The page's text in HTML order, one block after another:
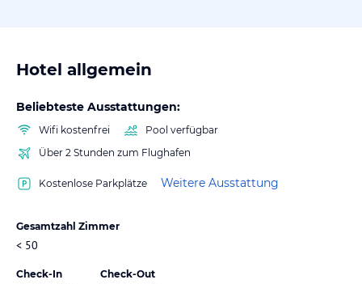
Hotel allgemein
Beliebteste Ausstattungen:
Wifi kostenfrei
Pool verfügbar
Über 2 Stunden zum Flughafen
Kostenlose Parkplätze Weitere Ausstattung
Gesamtzahl Zimmer
< 50
Check-In Check-Out